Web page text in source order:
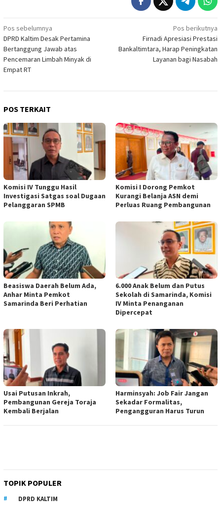
Navigasi
pos
Pos sebelumnya
DPRD Kaltim Desak Pertamina
Bertanggung Jawab atas
Pencemaran Limbah Minyak di
Empat RT
Pos berikutnya
Firnadi Apresiasi Prestasi
Bankaltimtara, Harap Peningkatan
Layanan bagi Nasabah
POS TERKAIT
Komisi IV Tunggu Hasil
Investigasi Satgas soal Dugaan
Pelanggaran SPMB
Komisi I Dorong Pemkot
Kurangi Belanja ASN demi
Perluas Ruang Pembangunan
Beasiswa Daerah Belum Ada,
Anhar Minta Pemkot
Samarinda Beri Perhatian
6.000 Anak Belum dan Putus
Sekolah di Samarinda, Komisi
IV Minta Penanganan
Dipercepat
Usai Putusan Inkrah,
Pembangunan Gereja Toraja
Kembali Berjalan
Harminsyah: Job Fair Jangan
Sekadar Formalitas,
Pengangguran Harus Turun
TOPIK POPULER
DPRD KALTIM